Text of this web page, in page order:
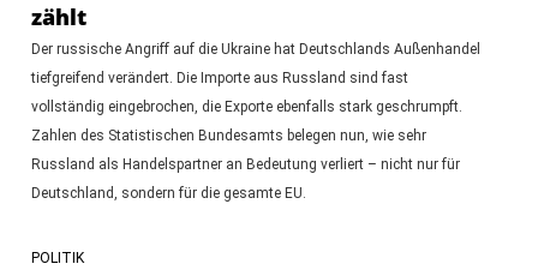
zählt
Der russische Angriff auf die Ukraine hat Deutschlands Außenhandel
tiefgreifend verändert. Die Importe aus Russland sind fast
vollständig eingebrochen, die Exporte ebenfalls stark geschrumpft.
Zahlen des Statistischen Bundesamts belegen nun, wie sehr
Russland als Handelspartner an Bedeutung verliert – nicht nur für
Deutschland, sondern für die gesamte EU.
POLITIK